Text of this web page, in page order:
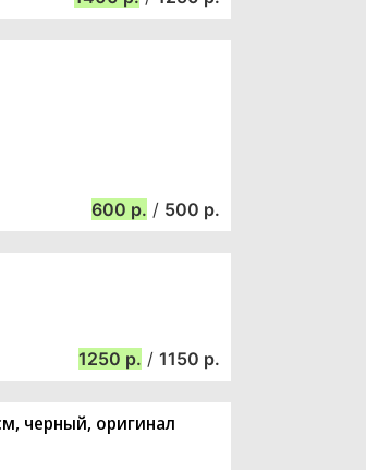
600 / 500
1250 / 1150
черный, оригинал